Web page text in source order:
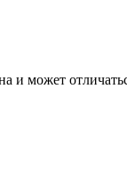
и может